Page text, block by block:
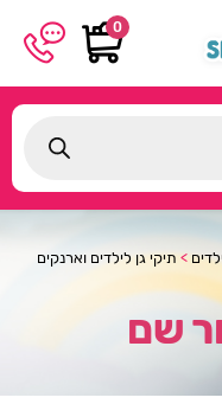
0
> תיקי גן לילדים וארנקים
שם